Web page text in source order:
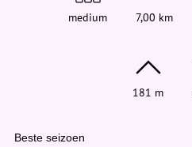
medium 7,00 km
181 m
Beste seizoen